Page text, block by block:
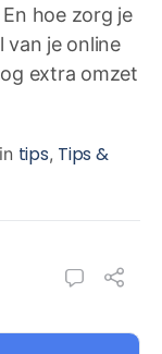
hoe zorg je
van je online
extra omzet
tips, Tips &